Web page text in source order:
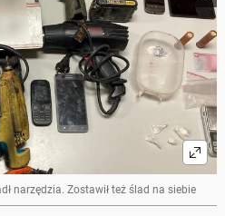
narzędzia. Zostawił też ślad na siebie